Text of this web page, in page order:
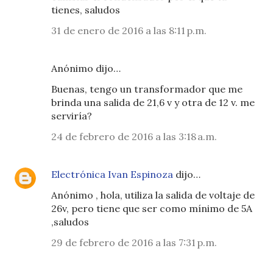
tienes, saludos
31 de enero de 2016 a las 8:11 p.m.
Anónimo dijo…
Buenas, tengo un transformador que me
brinda una salida de 21,6 v y otra de 12 v. me
serviría?
24 de febrero de 2016 a las 3:18 a.m.
Electrónica Ivan Espinoza dijo…
Anónimo , hola, utiliza la salida de voltaje de
26v, pero tiene que ser como mínimo de 5A
,saludos
29 de febrero de 2016 a las 7:31 p.m.